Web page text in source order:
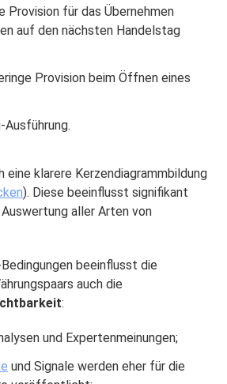
Provision für das Übernehmen
auf den nächsten Handelstag
Provision beim Öffnen eines
eine klarere Kerzendiagrammbildung
). Diese beeinflusst signifikant
aller Arten von
beeinflusst die
auch die
:
und Expertenmeinungen;
und Signale werden eher für die